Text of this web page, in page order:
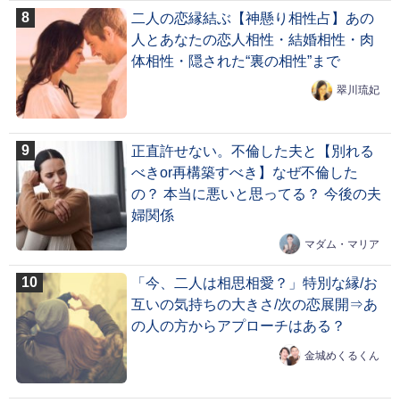
二人の恋縁結ぶ【神懸り相性占】あの
人とあなたの恋人相性・結婚相性・肉
体相性・隠された“裏の相性”まで
翠川琉妃
正直許せない。不倫した夫と【別れる
べきor再構築すべき】なぜ不倫した
の？ 本当に悪いと思ってる？ 今後の夫
婦関係
マダム・マリア
「今、二人は相思相愛？」特別な縁/お
互いの気持ちの大きさ/次の恋展開⇒あ
の人の方からアプローチはある？
金城めくるくん